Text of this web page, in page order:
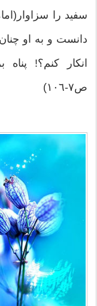
سفيد را
دانست و به او
انكار كنم؟!
ص٧-١٠٦)